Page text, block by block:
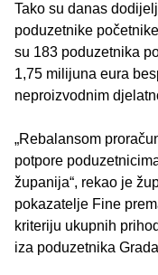
Tako su danas
poduzetnike
su 183 poduzetnika
1,75 milijuna eura
neproizvodnim
„Rebalansom
potpore
županija“, rekao je
pokazatelje Fine
kriteriju ukupnih
iza poduzetnika